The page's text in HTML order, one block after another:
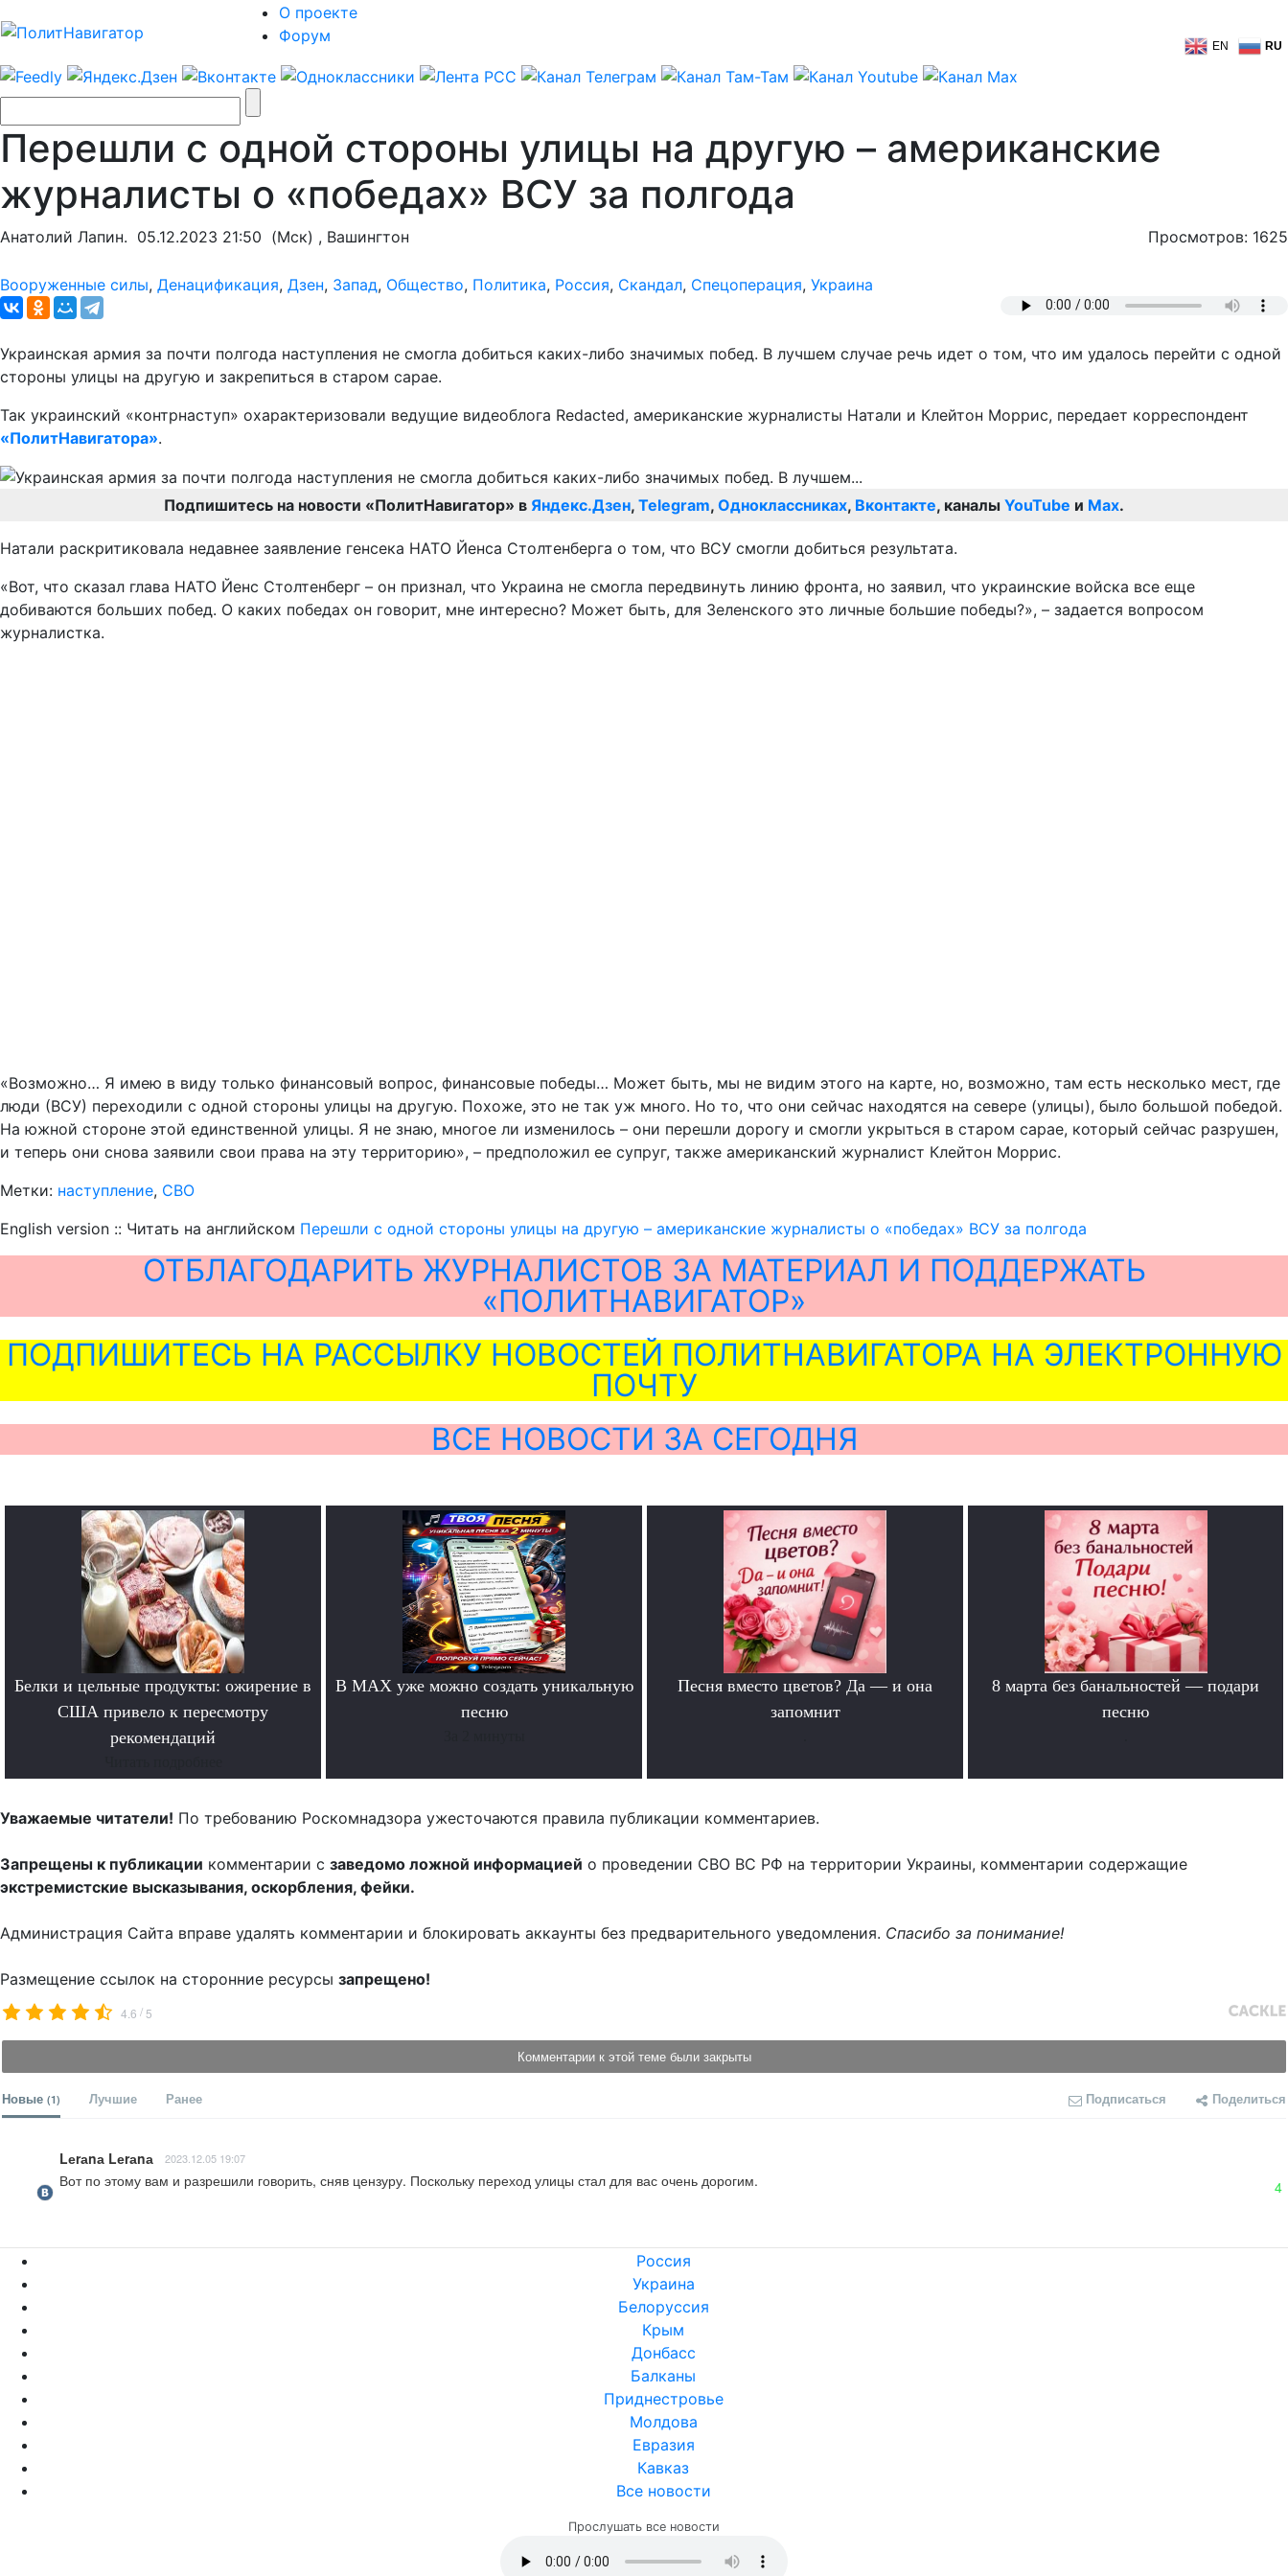
О проекте
Форум
EN RU
Перешли с одной стороны улицы на другую – американские
журналисты о «победах» ВСУ за полгода
Анатолий Лапин. 05.12.2023 21:50 (Мск) , Вашингтон Просмотров: 1625
Вооруженные силы, Денацификация, Дзен, Запад, Общество, Политика, Россия, Скандал, Спецоперация, Украина
Украинская армия за почти полгода наступления не смогла добиться каких-либо значимых побед. В лучшем случае речь идет о том, что им удалось перейти с одной
стороны улицы на другую и закрепиться в старом сарае.
Так украинский «контрнаступ» охарактеризовали ведущие видеоблога Redacted, американские журналисты Натали и Клейтон Моррис, передает корреспондент
«ПолитНавигатора».
Подпишитесь на новости «ПолитНавигатор» в Яндекс.Дзен, Telegram, Одноклассниках, Вконтакте, каналы YouTube и Max.
Натали раскритиковала недавнее заявление генсека НАТО Йенса Столтенберга о том, что ВСУ смогли добиться результата.
«Вот, что сказал глава НАТО Йенс Столтенберг – он признал, что Украина не смогла передвинуть линию фронта, но заявил, что украинские войска все еще
добиваются больших побед. О каких победах он говорит, мне интересно? Может быть, для Зеленского это личные большие победы?», – задается вопросом
журналистка.
«Возможно… Я имею в виду только финансовый вопрос, финансовые победы… Может быть, мы не видим этого на карте, но, возможно, там есть несколько мест, где
люди (ВСУ) переходили с одной стороны улицы на другую. Похоже, это не так уж много. Но то, что они сейчас находятся на севере (улицы), было большой победой.
На южной стороне этой единственной улицы. Я не знаю, многое ли изменилось – они перешли дорогу и смогли укрыться в старом сарае, который сейчас разрушен,
и теперь они снова заявили свои права на эту территорию», – предположил ее супруг, также американский журналист Клейтон Моррис.
Метки: наступление, СВО
English version :: Читать на английском Перешли с одной стороны улицы на другую – американские журналисты о «победах» ВСУ за полгода
ОТБЛАГОДАРИТЬ ЖУРНАЛИСТОВ ЗА МАТЕРИАЛ И ПОДДЕРЖАТЬ
«ПОЛИТНАВИГАТОР»
ПОДПИШИТЕСЬ НА РАССЫЛКУ НОВОСТЕЙ ПОЛИТНАВИГАТОРА НА ЭЛЕКТРОННУЮ
ПОЧТУ
ВСЕ НОВОСТИ ЗА СЕГОДНЯ
Белки и цельные продукты: ожирение в
США привело к пересмотру
рекомендаций
В MAX уже можно создать уникальную
песню
Песня вместо цветов? Да — и она
запомнит
8 марта без банальностей — подари
песню
Уважаемые читатели! По требованию Роскомнадзора ужесточаются правила публикации комментариев.
Запрещены к публикации комментарии с заведомо ложной информацией о проведении СВО ВС РФ на территории Украины, комментарии содержащие
экстремистские высказывания, оскорбления, фейки.
Администрация Сайта вправе удалять комментарии и блокировать аккаунты без предварительного уведомления. Спасибо за понимание!
Размещение ссылок на сторонние ресурсы запрещено!
4.6 / 5
Комментарии к этой теме были закрыты
Новые (1) Лучшие Ранее Подписаться Поделиться
Lеrаnа Lеrаnа 2023.12.05 19:07
Вот по этому вам и разрешили говорить, сняв цензуру. Поскольку переход улицы стал для вас очень дорогим. 4
Россия
Украина
Белоруссия
Крым
Донбасс
Балканы
Приднестровье
Молдова
Евразия
Кавказ
Все новости
Прослушать все новости